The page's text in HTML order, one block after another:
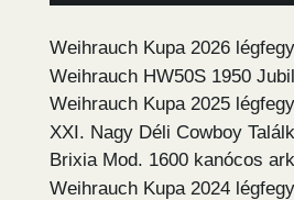
Weihrauch Kupa 2026
Weihrauch HW50S 1950
Weihrauch Kupa 2025
XXI. Nagy Déli Cowboy
Brixia Mod. 1600 kanócos
Weihrauch Kupa 2024